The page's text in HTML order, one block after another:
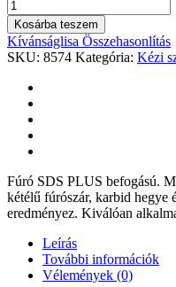
Kosárba teszem
Kívánságlisa Összehasonlítás
SKU: 8574 Kategória: Kézi
Fúró SDS PLUS befogású.
kétélű fúrószár, karbid hegye
eredményez. Kiválóan
Leírás
További információk
Vélemények (0)